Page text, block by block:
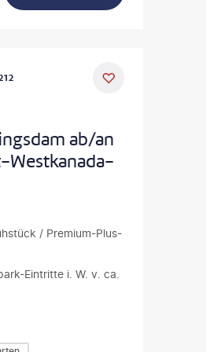
ab/an
Westkanada-
/ Premium-Plus-
Eintritte i. W. v. ca.